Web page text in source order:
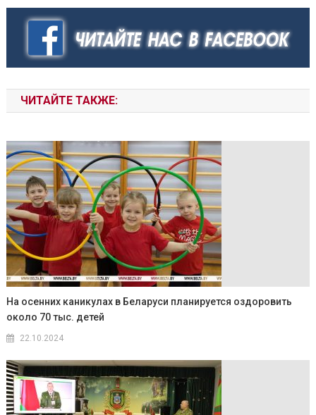
ЧИТАЙТЕ ТАКЖЕ:
На осенних каникулах в Беларуси планируется оздоровить
около 70 тыс. детей
22.10.2024